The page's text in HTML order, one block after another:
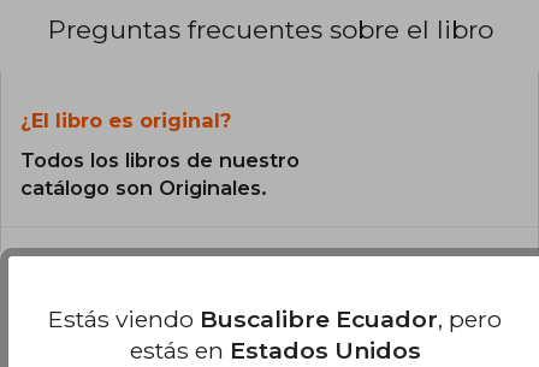
Preguntas frecuentes sobre el libro
¿El libro es original?
Todos los libros de nuestro
catálogo son Originales.
Preguntas y respuestas sobre el libro
Estás viendo Buscalibre Ecuador, pero
estás en Estados Unidos